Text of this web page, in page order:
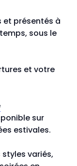
présentés à
sous le
et votre
sur
estivales.
styles variés,